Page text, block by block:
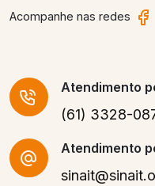
Acompanhe nas redes
Atendimento
(61) 3328-
Atendimento